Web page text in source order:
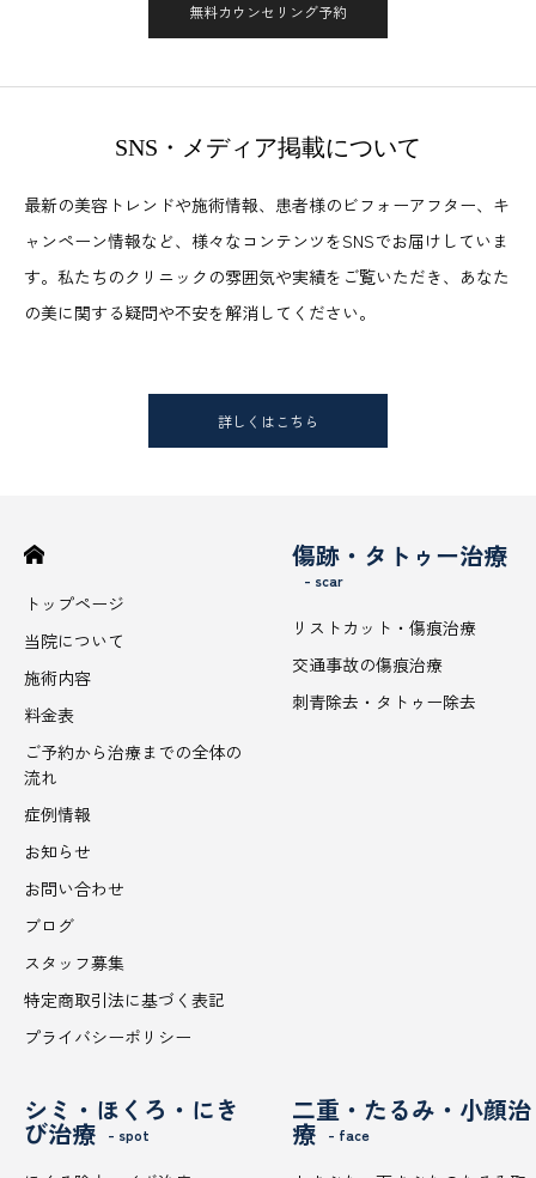
無料カウンセリング予約
SNS・メディア掲載について
最新の美容トレンドや施術情報、患者様のビフォーアフター、キ
ャンペーン情報など、様々なコンテンツをSNSでお届けしていま
す。私たちのクリニックの雰囲気や実績をご覧いただき、あなた
の美に関する疑問や不安を解消してください。
詳しくはこちら
トップページ
当院について
施術内容
料金表
ご予約から治療までの全体の
流れ
症例情報
お知らせ
お問い合わせ
ブログ
スタッフ募集
特定商取引法に基づく表記
プライバシーポリシー
傷跡・タトゥー治療
- scar
リストカット・傷痕治療
交通事故の傷痕治療
刺青除去・タトゥー除去
シミ・ほくろ・にき
び治療 - spot
二重・たるみ・小顔治
療 - face